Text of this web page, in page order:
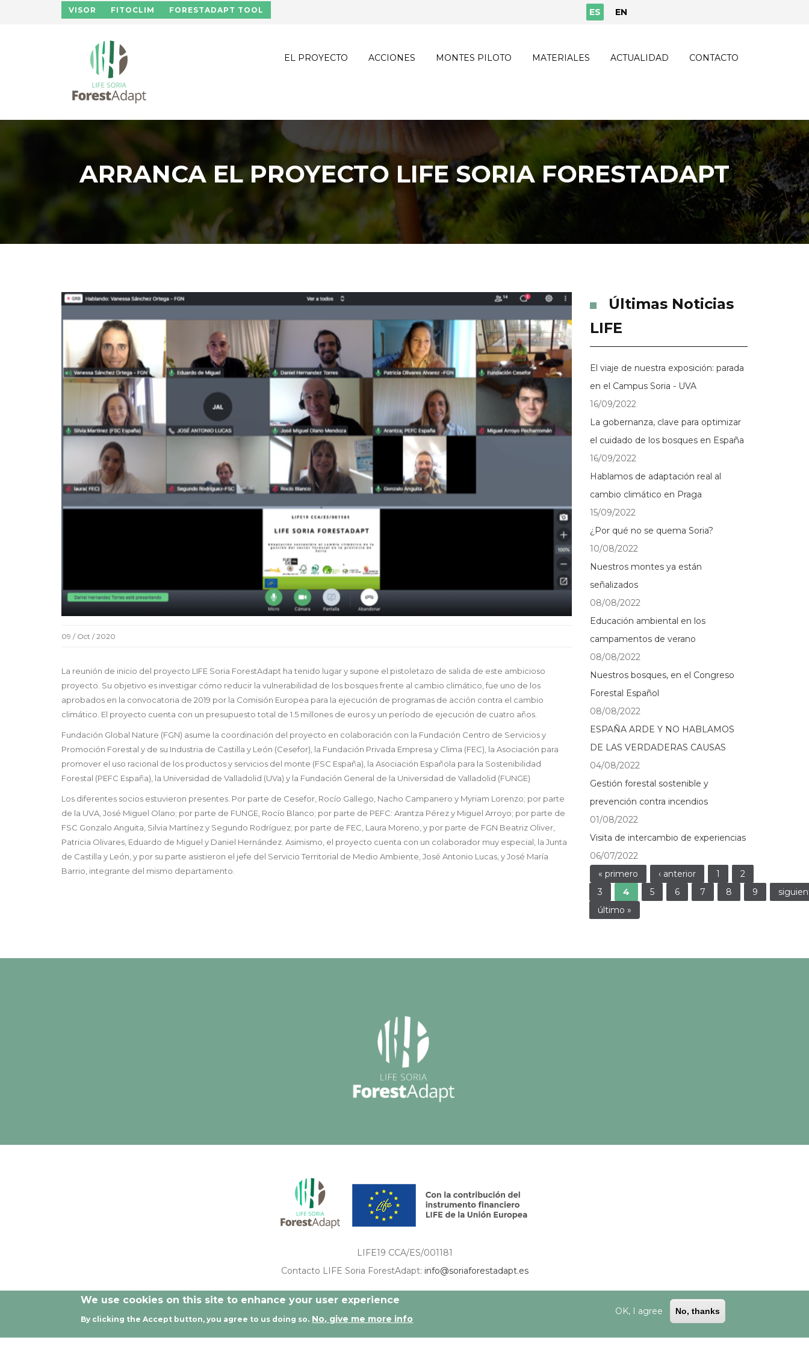
Pasar al contenido principal
VISOR FITOCLIM FORESTADAPT TOOL ES EN
EL PROYECTO ACCIONES MONTES PILOTO MATERIALES ACTUALIDAD CONTACTO
ARRANCA EL PROYECTO LIFE SORIA FORESTADAPT
09 / Oct / 2020
La reunión de inicio del proyecto LIFE Soria ForestAdapt ha tenido lugar y supone el pistoletazo de salida de este ambicioso
proyecto. Su objetivo es investigar cómo reducir la vulnerabilidad de los bosques frente al cambio climático, fue uno de los
aprobados en la convocatoria de 2019 por la Comisión Europea para la ejecución de programas de acción contra el cambio
climático. El proyecto cuenta con un presupuesto total de 1.5 millones de euros y un período de ejecución de cuatro años.
Fundación Global Nature (FGN) asume la coordinación del proyecto en colaboración con la Fundación Centro de Servicios y
Promoción Forestal y de su Industria de Castilla y León (Cesefor), la Fundación Privada Empresa y Clima (FEC), la Asociación para
promover el uso racional de los productos y servicios del monte (FSC España), la Asociación Española para la Sostenibilidad
Forestal (PEFC España), la Universidad de Valladolid (UVa) y la Fundación General de la Universidad de Valladolid (FUNGE)
Los diferentes socios estuvieron presentes. Por parte de Cesefor, Rocío Gallego, Nacho Campanero y Myriam Lorenzo; por parte
de la UVA, José Miguel Olano; por parte de FUNGE, Rocío Blanco; por parte de PEFC: Arantza Pérez y Miguel Arroyo; por parte de
FSC Gonzalo Anguita, Silvia Martínez y Segundo Rodríguez; por parte de FEC, Laura Moreno, y por parte de FGN Beatriz Oliver,
Patricia Olivares, Eduardo de Miguel y Daniel Hernández. Asimismo, el proyecto cuenta con un colaborador muy especial, la Junta
de Castilla y León, y por su parte asistieron el jefe del Servicio Territorial de Medio Ambiente, José Antonio Lucas, y José María
Barrio, integrante del mismo departamento.
Últimas Noticias
LIFE
El viaje de nuestra exposición: parada
en el Campus Soria - UVA
16/09/2022
La gobernanza, clave para optimizar
el cuidado de los bosques en España
16/09/2022
Hablamos de adaptación real al
cambio climático en Praga
15/09/2022
¿Por qué no se quema Soria?
10/08/2022
Nuestros montes ya están
señalizados
08/08/2022
Educación ambiental en los
campamentos de verano
08/08/2022
Nuestros bosques, en el Congreso
Forestal Español
08/08/2022
ESPAÑA ARDE Y NO HABLAMOS
DE LAS VERDADERAS CAUSAS
04/08/2022
Gestión forestal sostenible y
prevención contra incendios
01/08/2022
Visita de intercambio de experiencias
06/07/2022
Páginas
« primero ‹ anterior 1
2
3
4 5 6 7 8 9
último »
LIFE19 CCA/ES/001181
Contacto LIFE Soria ForestAdapt: info@soriaforestadapt.es
Las opiniones y documentación aportadas en esta publicación son de exclusiva responsabilidad del autor o autores de los mismos, y no reflejan necesariamente los puntos de vista de CINEA/Comisión Europea.
We use cookies on this site to enhance your user experience
By clicking the Accept button, you agree to us doing so. No, give me more info
OK, I agree No, thanks